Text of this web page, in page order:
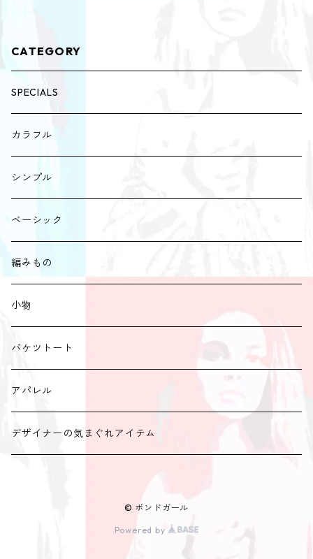
CATEGORY
SPECIALS
カラフル
シンプル
ベーシック
編みもの
小物
バケツトート
アパレル
デザイナーの気まぐれアイテム
© ボンドガール
Powered by